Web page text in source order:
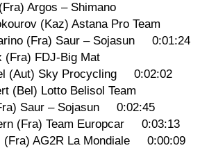
Argos – Shimano
(Kaz) Astana Pro Team
(Fra) Saur – Sojasun 0:01:24
FDJ-Big Mat
(Aut) Sky Procycling 0:02:02
(Bel) Lotto Belisol Team
Saur – Sojasun 0:02:45
(Fra) Team Europcar 0:03:13
AG2R La Mondiale 0:00:09